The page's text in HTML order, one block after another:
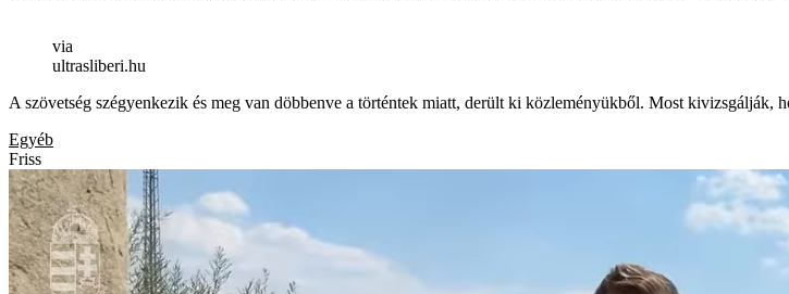
via
ultrasliberi.hu
A szövetség szégyenkezik és meg van döbbenve a történtek miatt, derült ki közleményükből. Most
Egyéb
Friss